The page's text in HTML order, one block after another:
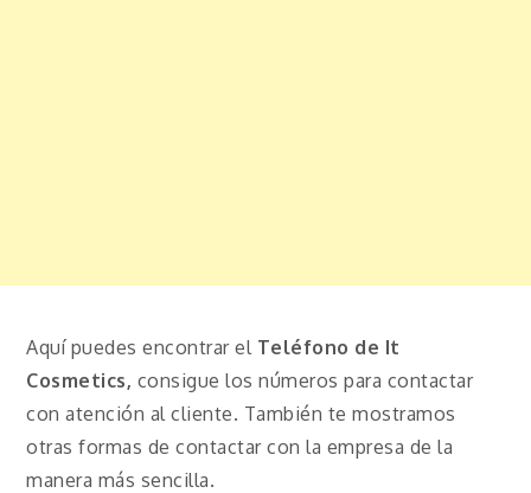
Aquí puedes encontrar el Teléfono de It
Cosmetics, consigue los números para contactar
con atención al cliente. También te mostramos
otras formas de contactar con la empresa de la
manera más sencilla.